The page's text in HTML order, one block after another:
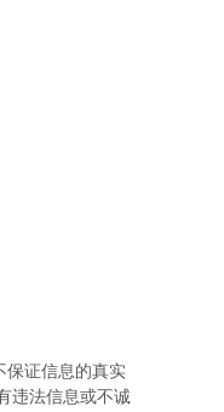
保证信息的真实
违法信息或不诚